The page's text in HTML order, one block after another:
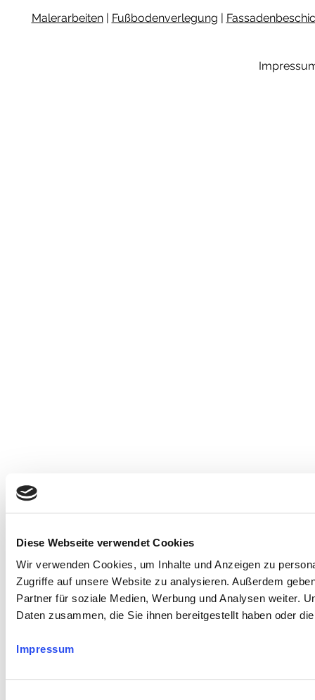
Diese Webseite verwendet Cookies
Wir verwenden Cookies, um Inhalte und Anzeigen zu
Zugriffe auf unsere Website zu analysieren. Außerdem
Partner für soziale Medien, Werbung und Analysen weiter.
Daten zusammen, die Sie ihnen bereitgestellt haben oder
Impressum
Malerarbeiten| Fußbodenverlegung |